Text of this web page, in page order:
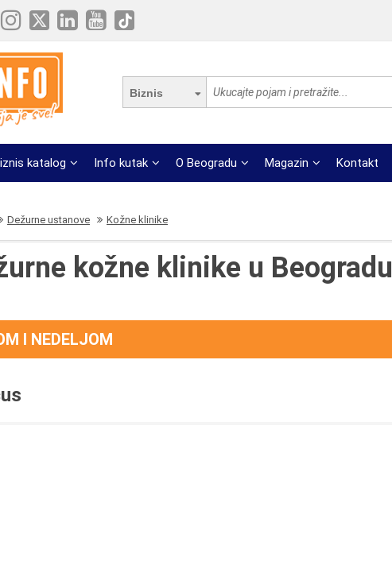
Biznis
katalog Info kutak O Beogradu Magazin Kontakt
Dežurne ustanove Kožne klinike
kožne klinike u Beogradu
I NEDELJOM